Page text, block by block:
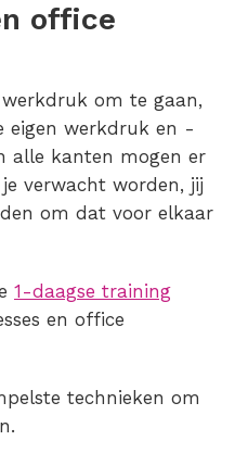
office
om te gaan,
eigen werkdruk en -
alle kanten mogen er
verwacht worden, jij
om dat voor elkaar
1-daagse training
en office
technieken om